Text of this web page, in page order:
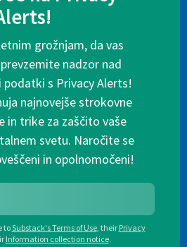
grožnjam, da vas
nadzor nad
s Privacy Alerts!
najnovejše strokovne
in trike za zaščito vaše
svetu. Naročite se
in opolnomočeni!
toSubstack's Terms of Use, their Privacy
Information collection notice.